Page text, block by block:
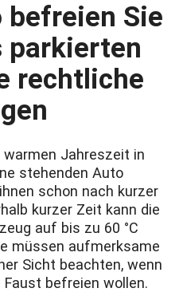
befreien Sie
parkierten
rechtliche
warmen Jahreszeit in
stehenden Auto
schon nach kurzer
kurzer Zeit kann die
auf bis zu 60 °C
müssen aufmerksame
Sicht beachten, wenn
befreien wollen.